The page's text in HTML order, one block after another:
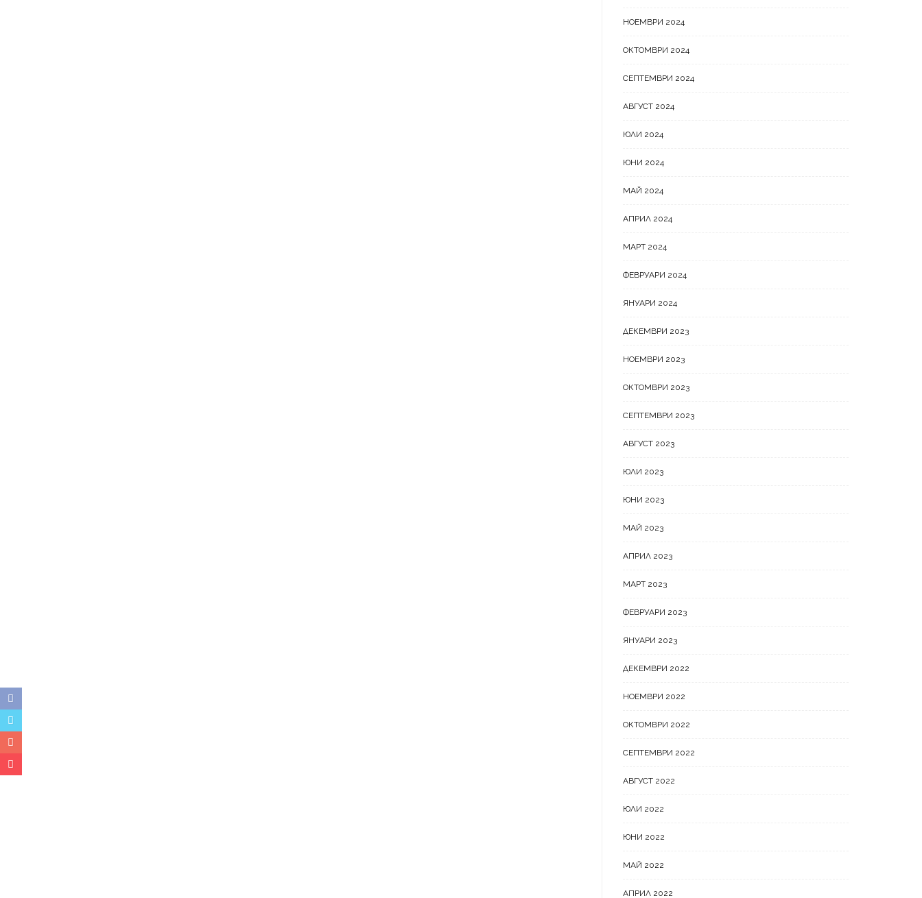
НОЕМВРИ 2024
ОКТОМВРИ 2024
СЕПТЕМВРИ 2024
АВГУСТ 2024
ЮЛИ 2024
ЮНИ 2024
МАЙ 2024
АПРИЛ 2024
МАРТ 2024
ФЕВРУАРИ 2024
ЯНУАРИ 2024
ДЕКЕМВРИ 2023
НОЕМВРИ 2023
ОКТОМВРИ 2023
СЕПТЕМВРИ 2023
АВГУСТ 2023
ЮЛИ 2023
ЮНИ 2023
МАЙ 2023
АПРИЛ 2023
МАРТ 2023
ФЕВРУАРИ 2023
ЯНУАРИ 2023
ДЕКЕМВРИ 2022
НОЕМВРИ 2022
ОКТОМВРИ 2022
СЕПТЕМВРИ 2022
АВГУСТ 2022
ЮЛИ 2022
ЮНИ 2022
МАЙ 2022
АПРИЛ 2022